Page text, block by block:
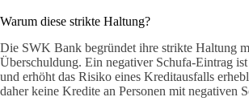
Warum diese strikte Haltung?
Die SWK Bank begründet ihre strikte Haltung
Überschuldung. Ein negativer Schufa-Eintrag
und erhöht das Risiko eines Kreditausfalls
daher keine Kredite an Personen mit negativen